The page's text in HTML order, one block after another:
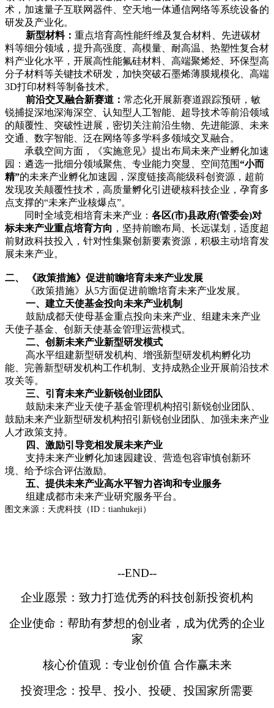
术，加速量子互联网器件、空天地一体通信网络等系统设备的
研发及产业化。
新型材料：重点培育高性能纤维及复合材料、先进碳材
料等细分领域，提升高强度、高模量、耐高温、热塑性复合材
料产业化水平，开展高性能氟硅材料、高端聚烯烃、环保型高
分子材料等关键技术研发，加快突破石墨烯薄膜规模化、高端
3D打印材料等制备技术。
前沿交叉融合新赛道：常态化开展新赛道跟踪预研，敏
锐捕捉深地深海深空、认知型人工智能、超导技术等前沿领域
的颠覆性、突破性进展，密切关注前沿生物、先进能源、未来
交通、数字智能、泛在网络等多学科多领域交叉融合。
承载空间方面，《实施意见》提出布局未来产业孵化加速
园：遴选一批细分领域聚焦、专业能力突显、空间范围“小而
精”的未来产业孵化加速园，深度链接高能级科创资源，超前
发现攻关颠覆性技术，高质量孵化引进硬核科技企业，孕育多
点支撑的“未来产业核爆点”。
同时全域竞相培育未来产业： 各区(市)县政府(管委会)对
标未来产业重点培育方向 ，坚持前瞻布局、长远谋划，适度超
前财政科技投入，针对性集聚创新要素资源，积极主动培育发
展未来产业。
二、
《政策措施》促进前瞻培育未来产业发展
《政策措施》从5方面促进前瞻培育未来产业发展。
一、建立天使基金投向未来产业机制
鼓励成都天使母基金重点投向未来产业、组建未来产业
天使子基金、创新天使基金管理运营模式。
二、创新未来产业新型研发模式
高水平组建新型研发机构、增强新型研发机构孵化功
能、完善新型研发机构工作机制、支持成熟企业开展前沿技术
攻关等。
三、引育未来产业新锐创业团队
鼓励未来产业天使子基金管理机构招引新锐创业团队、
鼓励未来产业新型研发机构招引新锐创业团队、加强未来产业
人才政策支持。
四、激励引导竞相发展未来产业
支持未来产业孵化加速园建设、营造包容审慎创新环
境、给予综合评估激励。
五、提供未来产业高水平智力咨询和专业服务
组建成都市未来产业研究服务平台。
图文来源：天虎科技（ID：tianhukeji）
--END--
企业愿景：致力打造优秀的科技创新投资机构
企业使命：帮助有梦想的创业者，成为优秀的企业
家
核心价值观：专业创价值 合作赢未来
投资理念：投早、投小、投硬、投国家所需要